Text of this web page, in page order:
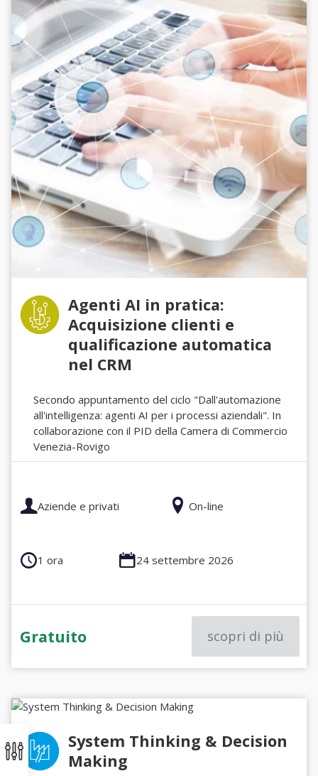
Agenti AI in pratica:
Acquisizione clienti e
qualificazione automatica
nel CRM
Secondo appuntamento del ciclo "Dall'automazione
all'intelligenza: agenti AI per i processi aziendali". In
collaborazione con il PID della Camera di Commercio
Venezia-Rovigo
Aziende e privati On-line
1 ora 24 settembre 2026
Gratuito scopri di più
System Thinking & Decision
Making